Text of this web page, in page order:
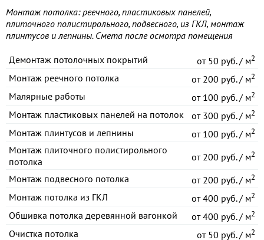
Монтаж потолка: реечного, пластиковых панелей,
плиточного полистирольного, подвесного, из ГКЛ, монтаж
плинтусов и лепнины. Смета после осмотра помещения
Демонтаж потолочных покрытий от50 руб. / м2
Монтаж реечного потолка от200 руб. / м2
Малярные работы от100 руб. / м2
Монтаж пластиковых панелей на потолок от300 руб. / м2
Монтаж плинтусов и лепнины от100 руб. / м2
Монтаж плиточного полистирольного
потолка
от200 руб. / м2
Монтаж подвесного потолка от200 руб. / м2
Монтаж потолка из ГКЛ от400 руб. / м2
Обшивка потолка деревянной вагонкой от400 руб. / м2
Очистка потолка от50 руб. / м2